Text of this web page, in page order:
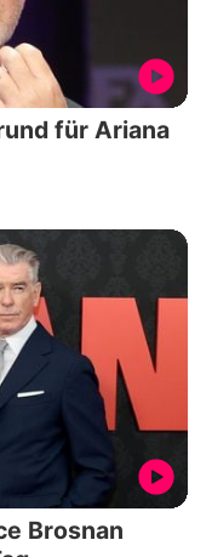
für Ariana
Brosnan